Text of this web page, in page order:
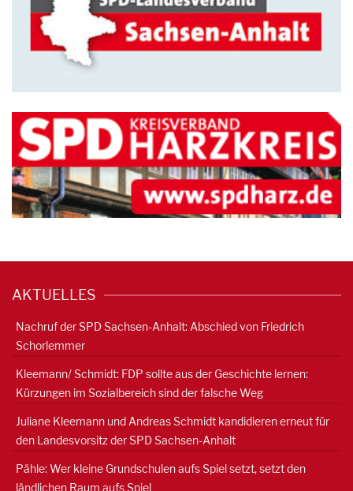
AKTUELLES
Nachruf der SPD Sachsen-Anhalt: Abschied von Friedrich
Schorlemmer
Kleemann/ Schmidt: FDP sollte aus der Geschichte lernen:
Kürzungen im Sozialbereich sind der falsche Weg
Juliane Kleemann und Andreas Schmidt kandidieren erneut für
den Landesvorsitz der SPD Sachsen-Anhalt
Pähle: Wer kleine Grundschulen aufs Spiel setzt, setzt den
ländlichen Raum aufs Spiel